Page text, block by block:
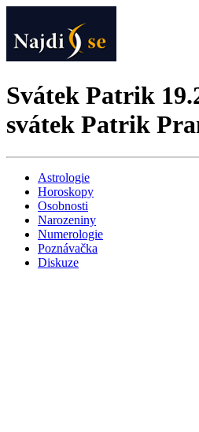
Svátek Patrik
svátek Patrik
Astrologie
Horoskopy
Osobnosti
Narozeniny
Numerologie
Poznávačka
Diskuze